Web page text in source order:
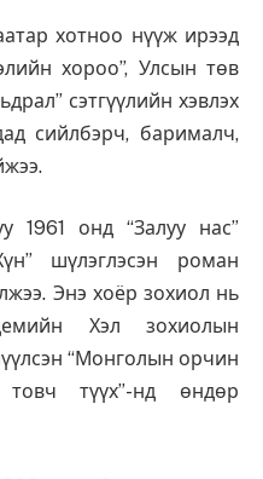
хотноо нүүж ирээд
хороо”, Улсын төв
сэтгүүлийн хэвлэх
сийлбэрч, барималч,
1961 онд “Залуу нас”
шүлэглэсэн роман
Энэ хоёр зохиол нь
Хэл зохиолын
“Монголын орчин
түүх”-нд өндөр